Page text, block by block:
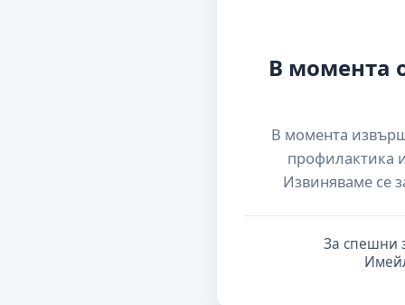
В момента
В момента
профилактика
Извиняваме се
За спешни